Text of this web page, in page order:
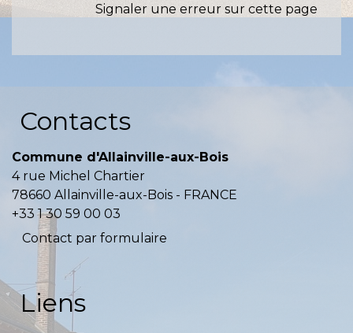
Signaler une erreur sur cette page
Contacts
Commune d'Allainville-aux-Bois
4 rue Michel Chartier
78660 Allainville-aux-Bois - FRANCE
+33 1 30 59 00 03
Contact par formulaire
Liens